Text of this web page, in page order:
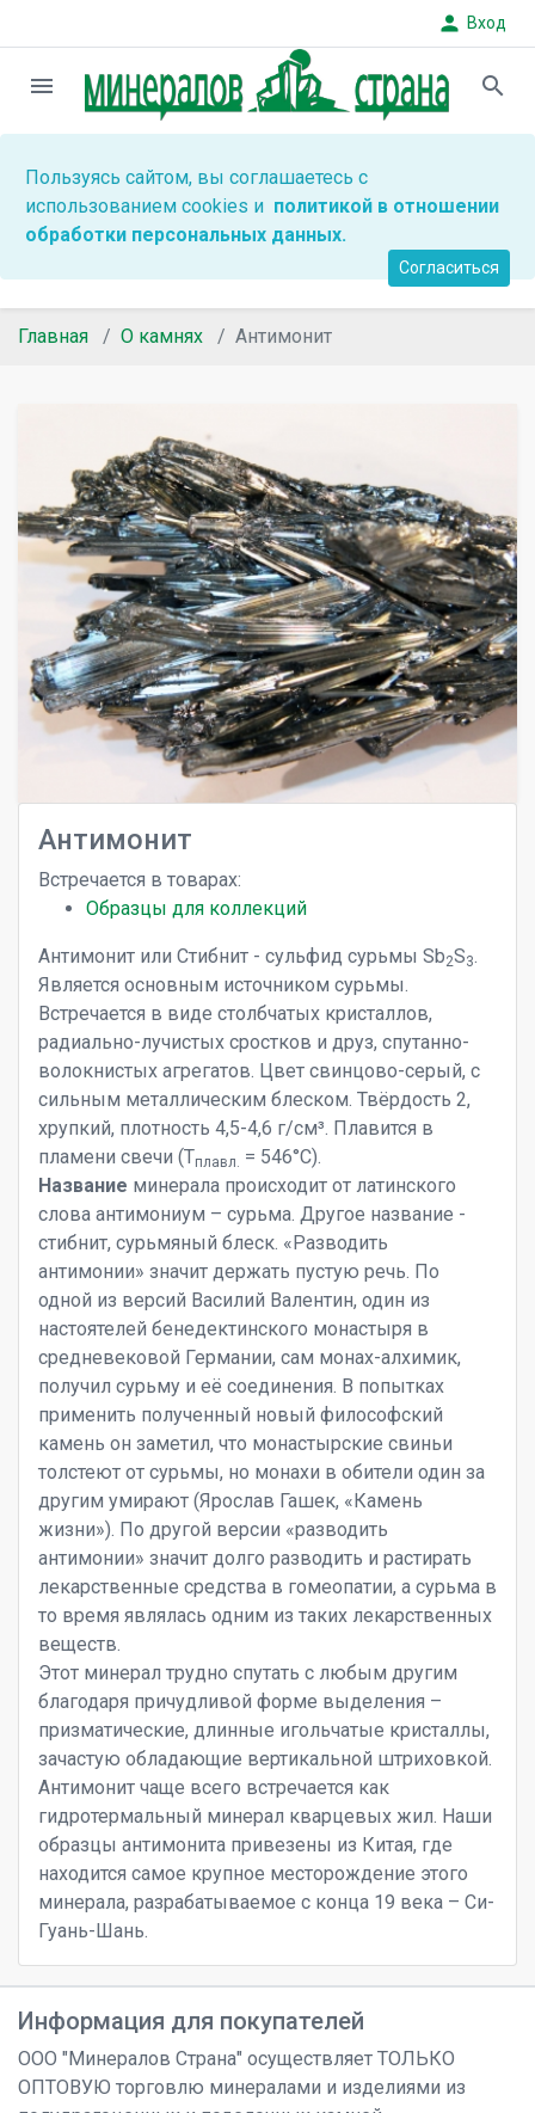
person Вход
menu search
Пользуясь сайтом, вы соглашаетесь с
использованием cookies и политикой в отношении
обработки персональных данных.
Согласиться
Главная О камнях Антимонит
Антимонит
Встречается в товарах:
Образцы для коллекций
Антимонит или Стибнит - сульфид сурьмы Sb2S3.
Является основным источником сурьмы.
Встречается в виде столбчатых кристаллов,
радиально-лучистых сростков и друз, спутанно-
волокнистых агрегатов. Цвет свинцово-серый, с
сильным металлическим блеском. Твёрдость 2,
хрупкий, плотность 4,5-4,6 г/см³. Плавится в
пламени свечи (Tплавл. = 546°С).
Название минерала происходит от латинского
слова антимониум – сурьма. Другое название -
стибнит, сурьмяный блеск. «Разводить
антимонии» значит держать пустую речь. По
одной из версий Василий Валентин, один из
настоятелей бенедектинского монастыря в
средневековой Германии, сам монах-алхимик,
получил сурьму и её соединения. В попытках
применить полученный новый философский
камень он заметил, что монастырские свиньи
толстеют от сурьмы, но монахи в обители один за
другим умирают (Ярослав Гашек, «Камень
жизни»). По другой версии «разводить
антимонии» значит долго разводить и растирать
лекарственные средства в гомеопатии, а сурьма в
то время являлась одним из таких лекарственных
веществ.
Этот минерал трудно спутать с любым другим
благодаря причудливой форме выделения –
призматические, длинные игольчатые кристаллы,
зачастую обладающие вертикальной штриховкой.
Антимонит чаще всего встречается как
гидротермальный минерал кварцевых жил. Наши
образцы антимонита привезены из Китая, где
находится самое крупное месторождение этого
минерала, разрабатываемое с конца 19 века – Си-
Гуань-Шань.
Информация для покупателей
ООО "Минералов Страна" осуществляет ТОЛЬКО
ОПТОВУЮ торговлю минералами и изделиями из